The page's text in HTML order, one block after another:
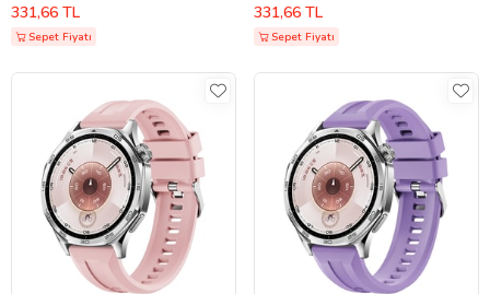
331,66 TL
Sepet Fiyatı
331,66 TL
Sepet Fiyatı